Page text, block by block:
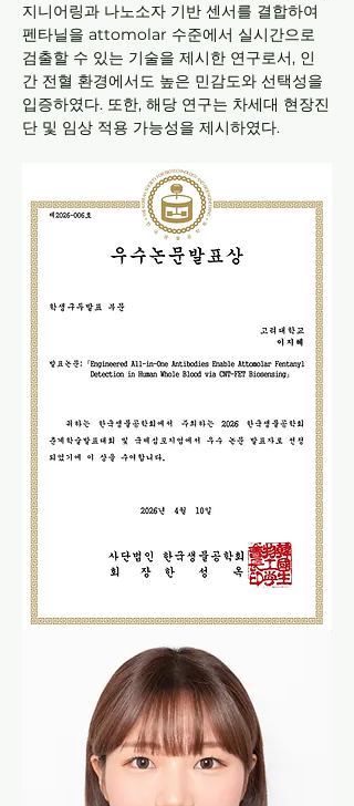
지니어링과 나노소자 기반 센서를 결합하여
펜타닐을 attomolar 수준에서 실시간으로
검출할 수 있는 기술을 제시한 연구로서, 인
간 전혈 환경에서도 높은 민감도와 선택성을
입증하였다. 또한, 해당 연구는 차세대 현장진
단 및 임상 적용 가능성을 제시하였다.